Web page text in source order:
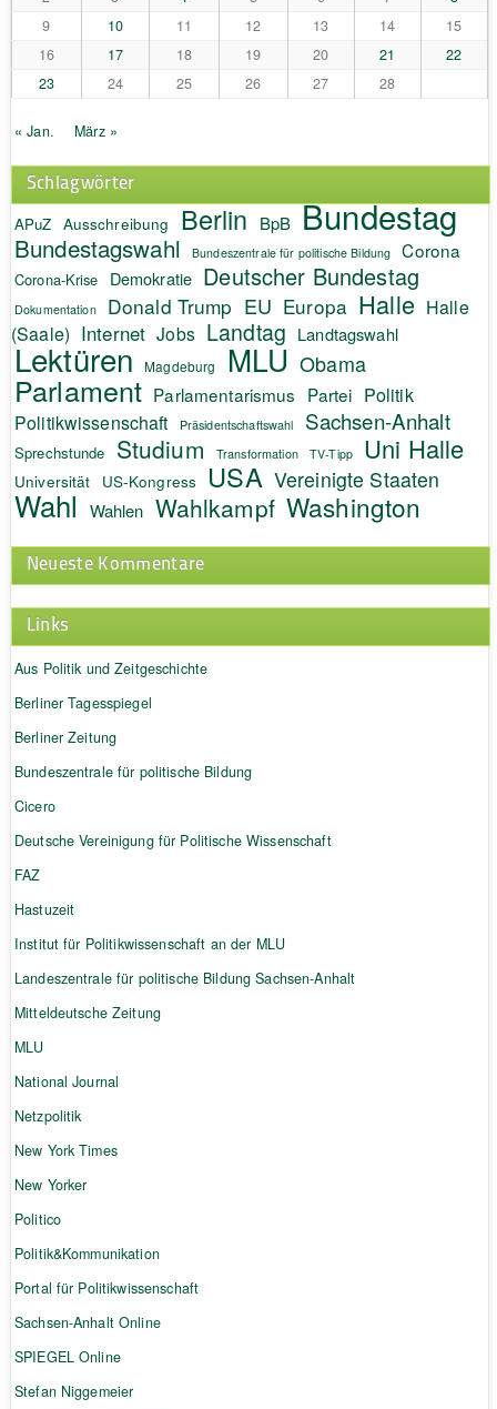
9
10 11 12 13 14
15
16
17 18 19 20 21
22
23
24 25 26 27 28
« Jan. März »
Schlagwörter
APuZ Ausschreibung Berlin BpB Bundestag
Bundestagswahl Bundeszentrale für politische Bildung Corona
Corona-Krise Demokratie Deutscher Bundestag
Dokumentation Donald Trump EU Europa Halle Halle
(Saale) Internet Jobs Landtag Landtagswahl
Lektüren Magdeburg MLU Obama
Parlament Parlamentarismus Partei Politik
Politikwissenschaft Präsidentschaftswahl Sachsen-Anhalt
Sprechstunde Studium Transformation TV-Tipp Uni Halle
Universität US-Kongress USA Vereinigte Staaten
Wahl Wahlen Wahlkampf Washington
Neueste Kommentare
Links
Aus Politik und Zeitgeschichte
Berliner Tagesspiegel
Berliner Zeitung
Bundeszentrale für politische Bildung
Cicero
Deutsche Vereinigung für Politische Wissenschaft
FAZ
Hastuzeit
Institut für Politikwissenschaft an der MLU
Landeszentrale für politische Bildung Sachsen-Anhalt
Mitteldeutsche Zeitung
MLU
National Journal
Netzpolitik
New York Times
New Yorker
Politico
Politik&Kommunikation
Portal für Politikwissenschaft
Sachsen-Anhalt Online
SPIEGEL Online
Stefan Niggemeier